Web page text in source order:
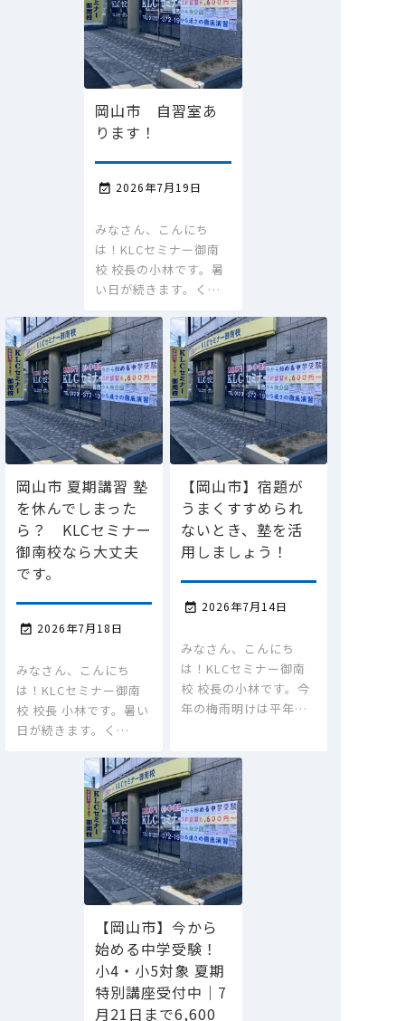
岡山市 自習室あ
ります！
 2026年7月19日
みなさん、こんにち
は！KLCセミナー御南
校 校長の小林です。暑
い日が続きます。く…
岡山市 夏期講習 塾
を休んでしまった
ら？ KLCセミナー
御南校なら大丈夫
です。
 2026年7月18日
みなさん、こんにち
は！KLCセミナー御南
校 校長 小林です。暑い
日が続きます。く…
【岡山市】宿題が
うまくすすめられ
ないとき、塾を活
用しましょう！
 2026年7月14日
みなさん、こんにち
は！KLCセミナー御南
校 校長の小林です。今
年の梅雨明けは平年…
【岡山市】今から
始める中学受験！
小4・小5対象 夏期
特別講座受付中｜7
月21日まで6,600